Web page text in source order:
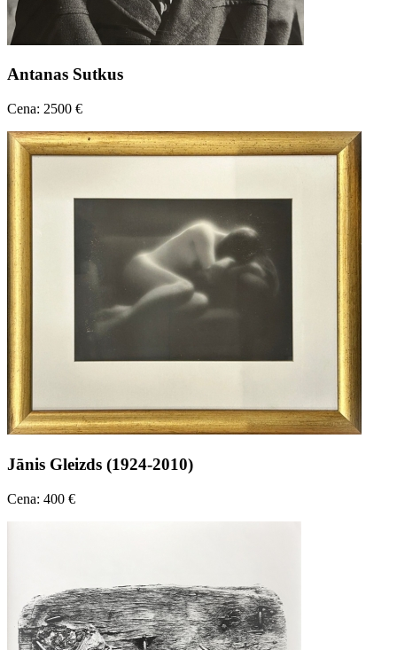
Antanas Sutkus
Cena: 2500 €
Jānis Gleizds (1924-2010)
Cena: 400 €